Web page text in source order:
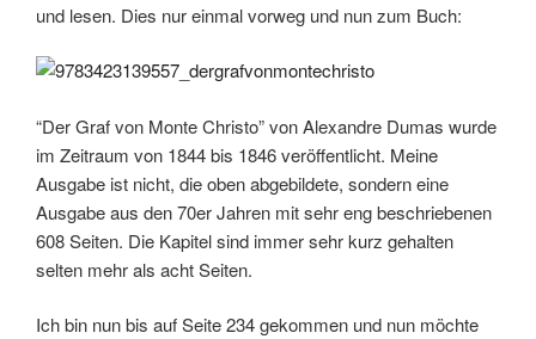
und lesen. Dies nur einmal vorweg und nun zum Buch:
“Der Graf von Monte Christo” von Alexandre Dumas wurde
im Zeitraum von 1844 bis 1846 veröffentlicht. Meine
Ausgabe ist nicht, die oben abgebildete, sondern eine
Ausgabe aus den 70er Jahren mit sehr eng beschriebenen
608 Seiten. Die Kapitel sind immer sehr kurz gehalten
selten mehr als acht Seiten.
Ich bin nun bis auf Seite 234 gekommen und nun möchte